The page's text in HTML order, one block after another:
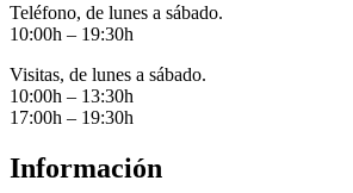
Teléfono, de lunes a sábado.
10:00h – 19:30h
Visitas, de lunes a sábado.
10:00h – 13:30h
17:00h – 19:30h
Información